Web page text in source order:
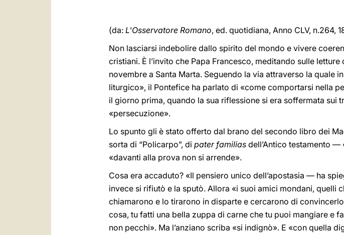
(da: L'Osservatore Romano, ed. quotidiana, Anno CLV, n.264,
Non lasciarsi indebolire dallo spirito del mondo e vivere
cristiani. È l’invito che Papa Francesco, meditando sulle
novembre a Santa Marta. Seguendo la via attraverso la quale
liturgico», il Pontefice ha parlato di «come comportarsi nella
il giorno prima, quando la sua riflessione si era soffermata sui
«persecuzione».
Lo spunto gli è stato offerto dal brano del secondo libro dei
sorta di “Policarpo”, di pater familias dell’Antico testamento
«davanti alla prova non si arrende».
Cosa era accaduto? «Il pensiero unico dell’apostasia — ha
invece si rifiutò e la sputò. Allora «i suoi amici mondani, quelli
chiamarono e lo tirarono in disparte e cercarono di
cosa, tu fatti una bella zuppa di carne che tu puoi mangiare e
non pecchi». Ma l’anziano scriba «si indignò». E «con quella